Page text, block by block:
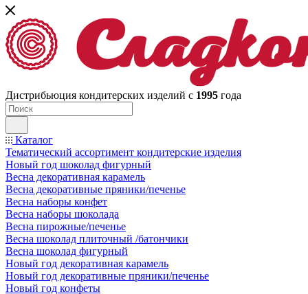
Дистрибьюция кондитерских изделий с 1995 года
Каталог
Тематический ассортимент кондитерские изделия
Новый год шоколад фигурный
Весна декоративная карамель
Весна декоративные пряники/печенье
Весна наборы конфет
Весна наборы шоколада
Весна пирожные/печенье
Весна шоколад плиточный /батончики
Весна шоколад фигурный
Новый год декоративная карамель
Новый год декоративные пряники/печенье
Новый год конфеты